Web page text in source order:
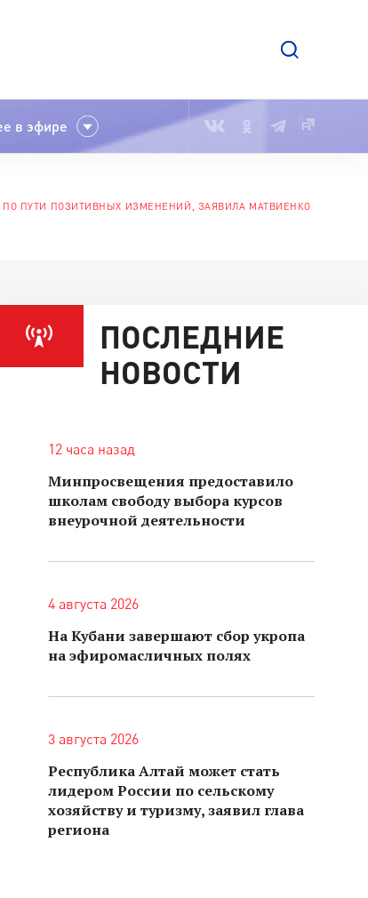
в эфире
ПУТИ ПОЗИТИВНЫХ ИЗМЕНЕНИЙ, ЗАЯВИЛА МАТВИЕНКО
ПОСЛЕДНИЕ
НОВОСТИ
12 часа назад
Минпросвещения предоставило
школам свободу выбора курсов
внеурочной деятельности
4 августа 2026
На Кубани завершают сбор укропа
на эфиромасличных полях
3 августа 2026
Республика Алтай может стать
лидером России по сельскому
хозяйству и туризму, заявил глава
региона